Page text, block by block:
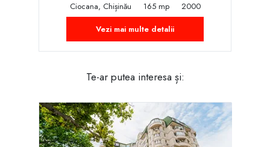
Ciocana, Chișinău
165 mp
2000
Vezi mai multe detalii
Te-ar putea interesa și: